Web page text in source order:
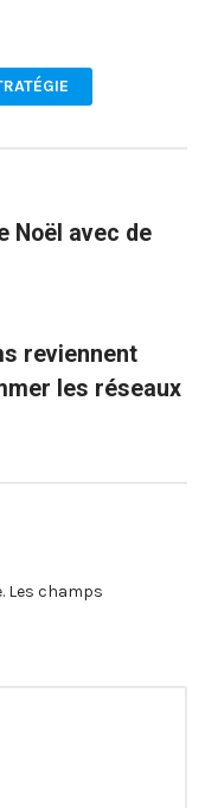
Noël avec de
reviennent
les réseaux
Les champs